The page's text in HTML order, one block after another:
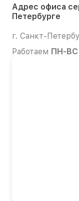
Адрес офиса
Петербурге
г. Санкт-
Работаем ПН-ВС